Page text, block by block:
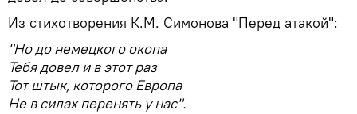
Из стихотворения К.М. Симонова "Перед атакой":
"Но до немецкого окопа
Тебя довел и в этот раз
Тот штык, которого Европа
Не в силах перенять у нас".